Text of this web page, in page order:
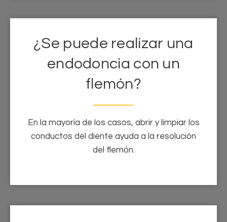
¿Se puede realizar una
endodoncia con un
flemón?
En la mayoría de los casos, abrir y limpiar los
conductos del diente ayuda a la resolución
del flemón.